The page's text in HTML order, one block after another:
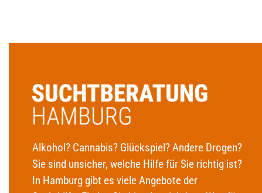
Alkohol? Cannabis? Glückspiel? Andere Drogen?
Sie sind unsicher, welche Hilfe für Sie richtig ist?
In Hamburg gibt es viele Angebote der